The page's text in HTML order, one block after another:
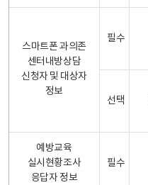
스마트폰 과의존
센터내방상담
신청자 및 대상자
정보
필수
선택
예방교육
실시현황조사
응답자 정보
필수